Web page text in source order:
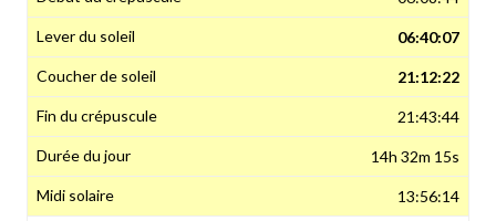
06:40:07
21:12:22
21:43:44
14h 32m 15s
13:56:14